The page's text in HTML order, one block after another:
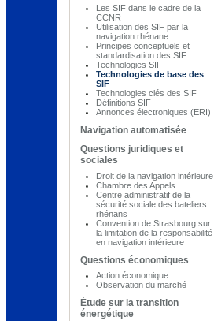
Les SIF dans le cadre de la
CCNR
Utilisation des SIF par la
navigation rhénane
Principes conceptuels et
standardisation des SIF
Technologies SIF
Technologies de base des
SIF
Technologies clés des SIF
Définitions SIF
Annonces électroniques (ERI)
Navigation automatisée
Questions juridiques et
sociales
Droit de la navigation intérieure
Chambre des Appels
Centre administratif de la
sécurité sociale des bateliers
rhénans
Convention de Strasbourg sur
la limitation de la responsabilité
en navigation intérieure
Questions économiques
Action économique
Observation du marché
Étude sur la transition
énergétique